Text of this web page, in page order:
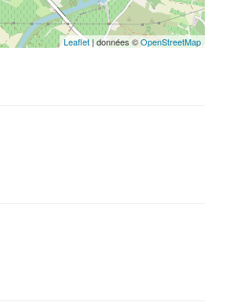
Leaflet| données ©OpenStreetMap